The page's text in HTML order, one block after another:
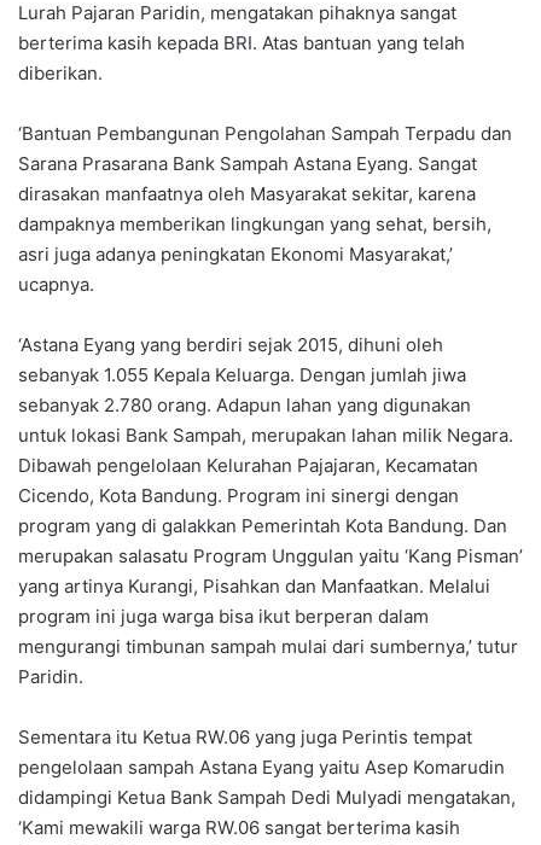
Lurah Pajaran Paridin, mengatakan pihaknya sangat
berterima kasih kepada BRI. Atas bantuan yang telah
diberikan.
‘Bantuan Pembangunan Pengolahan Sampah Terpadu dan
Sarana Prasarana Bank Sampah Astana Eyang. Sangat
dirasakan manfaatnya oleh Masyarakat sekitar, karena
dampaknya memberikan lingkungan yang sehat, bersih,
asri juga adanya peningkatan Ekonomi Masyarakat,’
ucapnya.
‘Astana Eyang yang berdiri sejak 2015, dihuni oleh
sebanyak 1.055 Kepala Keluarga. Dengan jumlah jiwa
sebanyak 2.780 orang. Adapun lahan yang digunakan
untuk lokasi Bank Sampah, merupakan lahan milik Negara.
Dibawah pengelolaan Kelurahan Pajajaran, Kecamatan
Cicendo, Kota Bandung. Program ini sinergi dengan
program yang di galakkan Pemerintah Kota Bandung. Dan
merupakan salasatu Program Unggulan yaitu ‘Kang Pisman’
yang artinya Kurangi, Pisahkan dan Manfaatkan. Melalui
program ini juga warga bisa ikut berperan dalam
mengurangi timbunan sampah mulai dari sumbernya,’ tutur
Paridin.
Sementara itu Ketua RW.06 yang juga Perintis tempat
pengelolaan sampah Astana Eyang yaitu Asep Komarudin
didampingi Ketua Bank Sampah Dedi Mulyadi mengatakan,
‘Kami mewakili warga RW.06 sangat berterima kasih